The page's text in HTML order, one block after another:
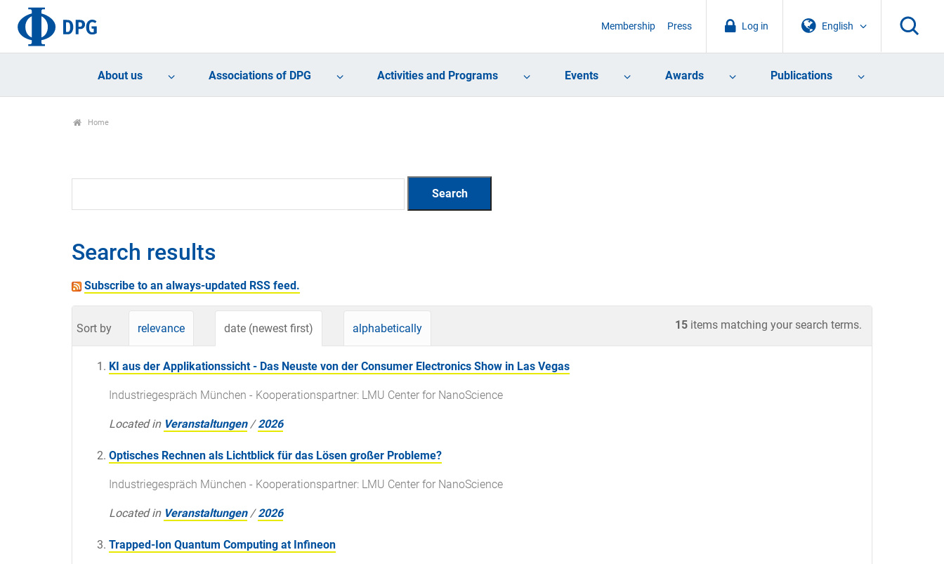
English
Log in
Membership Press
About us Associations of DPG Activities and Programs Events Awards Publications
Home
Search results
Subscribe to an always-updated RSS feed.
15 items matching your search terms.
Sort by relevance date (newest first) alphabetically
KI aus der Applikationssicht - Das Neuste von der Consumer Electronics Show in Las Vegas
Industriegespräch München - Kooperationspartner: LMU Center for NanoScience
Located in Veranstaltungen /2026
Optisches Rechnen als Lichtblick für das Lösen großer Probleme?
Industriegespräch München - Kooperationspartner: LMU Center for NanoScience
Located in Veranstaltungen /2026
Trapped-Ion Quantum Computing at Infineon